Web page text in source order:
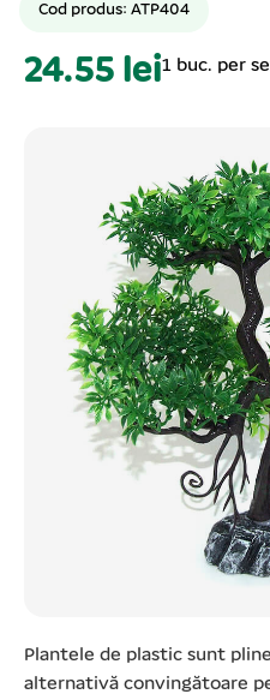
Cod produs: ATP404
24.55 lei1 buc. per
Plantele de plastic sunt
alternativă convingătoare